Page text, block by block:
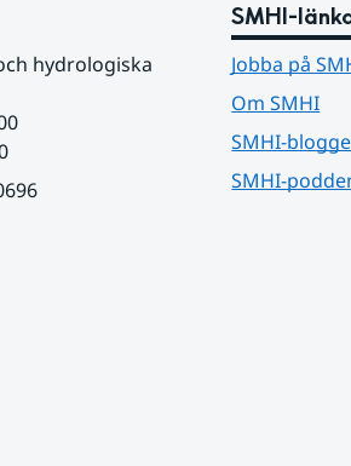
hydrologiska
SMHI-
Jobba på
Om SMHI
SMHI-
SMHI-